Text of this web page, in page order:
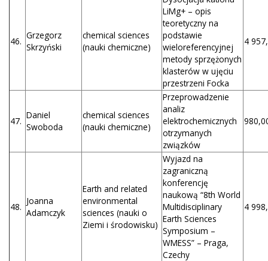
46.
Grzegorz
Skrzyński
chemical sciences
(nauki chemiczne)
LiMg+ – opis
teoretyczny na
podstawie
wieloreferencyjnej
metody sprzężonych
klasterów w ujęciu
przestrzeni Focka
4
47.
Daniel
Swoboda
chemical sciences
(nauki chemiczne)
Przeprowadzenie
analiz
elektrochemicznych
otrzymanych
związków
48.
Joanna
Adamczyk
Earth and related
environmental
sciences (nauki o
Ziemi i środowisku)
Wyjazd na
zagraniczną
konferencję
naukową “8th World
Multidisciplinary
Earth Sciences
Symposium –
WMESS” – Praga,
Czechy
4